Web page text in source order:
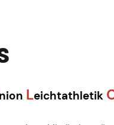
nion Leichtathletik